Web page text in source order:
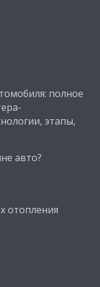
полное
этапы,
авто?
отопления